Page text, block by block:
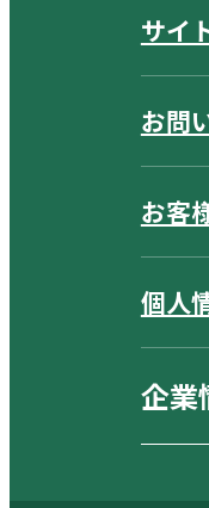
サイ
お問
お客
個人
企業